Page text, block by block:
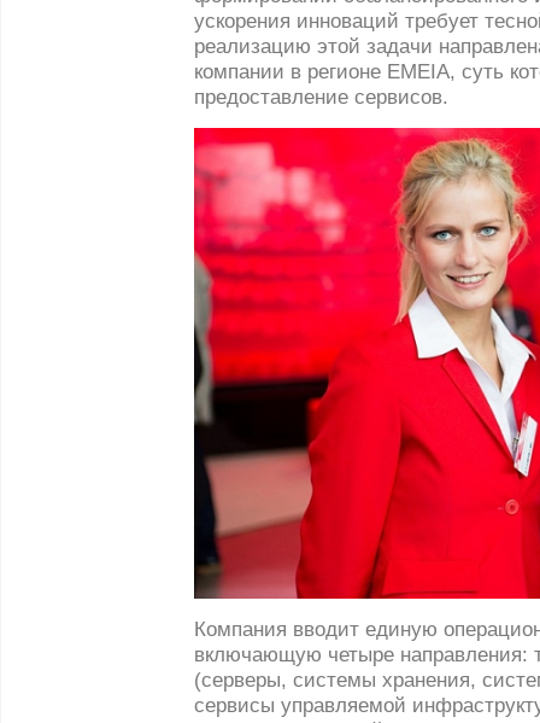
ускорения инноваций требует
реализацию этой задачи
компании в регионе EMEIA, суть
предоставление сервисов.
Компания вводит единую
включающую четыре направления:
(серверы, системы хранения,
сервисы управляемой